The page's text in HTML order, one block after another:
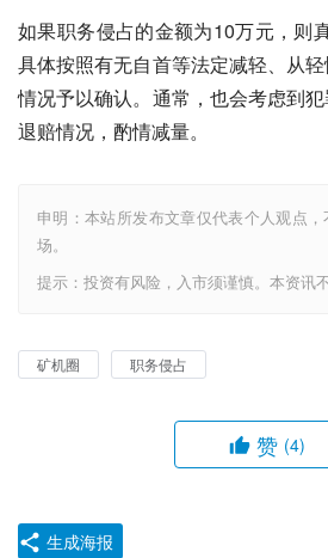
如果职务侵占的金额为10万元，则
具体按照有无自首等法定减轻、从
情况予以确认。通常，也会考虑到
退赔情况，酌情减量。
申明：本站所发布文章仅代表个人观点
场。
提示：投资有风险，入市须谨慎。本资讯
矿机圈 职务侵占
赞 (4)
生成海报